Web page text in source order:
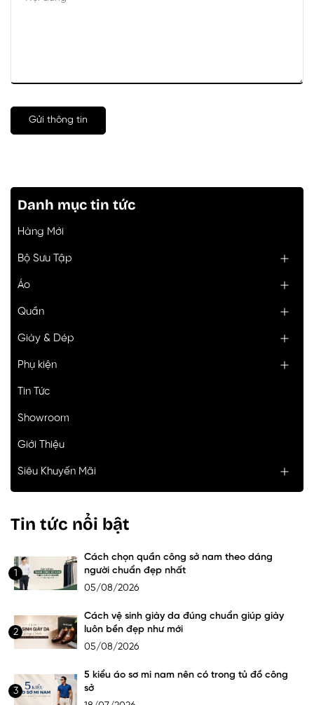
Gửi thông tin
Danh mục tin tức
Hàng Mới
Bộ Sưu Tập
Áo
Quần
Giày & Dép
Phụ kiện
Tin Tức
Showroom
Giới Thiệu
Siêu Khuyến Mãi
Tin tức nổi bật
1
Cách chọn quần công sở nam theo dáng
người chuẩn đẹp nhất
05/08/2026
2
Cách vệ sinh giày da đúng chuẩn giúp giày
luôn bền đẹp như mới
05/08/2026
3
5 kiểu áo sơ mi nam nên có trong tủ đồ công
sở